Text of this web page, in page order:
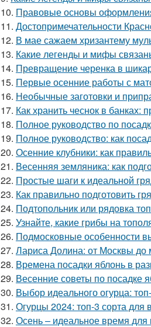
10. Правовые основы
11. Достопримечательности
12. В мае сажаем хризантему
13. Какие легенды и мифы
14. Превращение черенка в
15. Первые осенние работы с
16. Необычные заготовки и
17. Как хранить чеснок в банках:
18. Полное руководство по
19. Полное руководство: как
20. Осенние клубники: как
21. Весенняя земляника: как
22. Простые шаги к идеальной
23. Как правильно подготовить
24. Подтопольник или рядовка
25. Узнайте, какие грибы на
26. Подмосковные особенности
27. Лариса Долина: от Москвы до
28. Времена посадки яблонь в
29. Весенние советы по посадке
30. Выбор идеального огурца:
31. Огурцы 2024: топ-3 сорта для
32. Осень – идеальное время